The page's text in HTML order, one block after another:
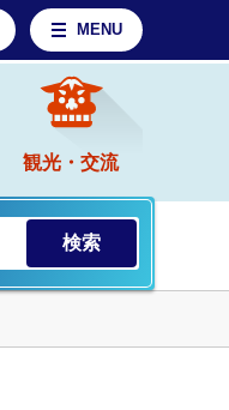
MENU
観光・交流